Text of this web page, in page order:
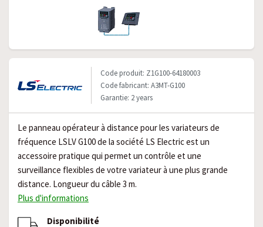
Code produit: Z1G100-64180003
Code fabricant: A3MT-G100
Garantie: 2 years
Le panneau opérateur à distance pour les variateurs de
fréquence LSLV G100 de la société LS Electric est un
accessoire pratique qui permet un contrôle et une
surveillance flexibles de votre variateur à une plus grande
distance. Longueur du câble 3 m.
Plus d'informations
Disponibilité